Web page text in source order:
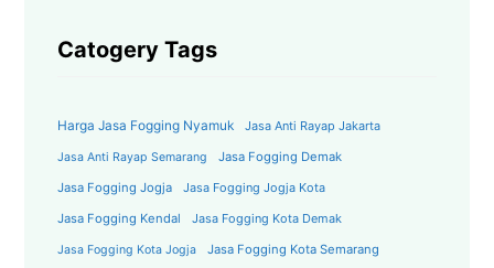
Catogery Tags
Harga Jasa Fogging Nyamuk Jasa Anti Rayap Jakarta
Jasa Anti Rayap Semarang
Jasa Fogging Demak
Jasa Fogging Jogja
Jasa Fogging Jogja Kota
Jasa Fogging Kendal
Jasa Fogging Kota Demak
Jasa Fogging Kota Jogja Jasa Fogging Kota Semarang